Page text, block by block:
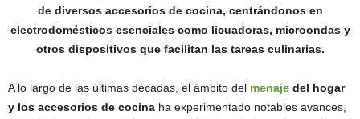
de diversos accesorios de cocina, centrándonos en
electrodomésticos esenciales como licuadoras, microondas y
otros dispositivos que facilitan las tareas culinarias.
A lo largo de las últimas décadas, el ámbito del menaje del hogar
y los accesorios de cocina ha experimentado notables avances,